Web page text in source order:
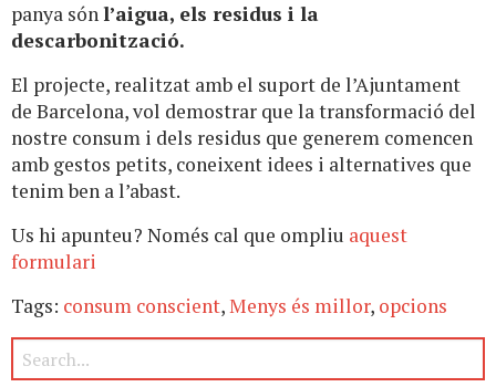
panya sónl’aigua, els residus i la
descarbonització.
El projecte, realitzat amb el suport de l’Ajuntament
de Barcelona, vol demostrar que la transformació del
nostre consum i dels residus que generem comencen
amb gestos petits, coneixent idees i alternatives que
tenim ben a l’abast.
Us hi apunteu? Només cal que ompliu aquest
formulari
Tags: consum conscient,Menys és millor, opcions